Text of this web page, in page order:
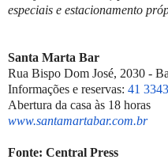
especiais e estacionamento
Santa Marta Bar
Rua Bispo Dom José, 2030 -
Informações e reservas: 41
Abertura da casa às 18 horas
www.santamartabar.com.br
Fonte: Central Press